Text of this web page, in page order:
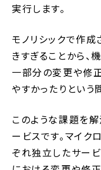
実行します。
モノリシックで作成
きすぎることから、
一部分の変更や修
やすかったりという
このような課題を
ービスです。マイ
ぞれ独立したサー